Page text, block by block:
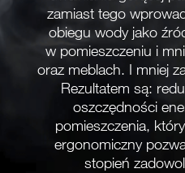
zamiast tego
obiegu wody jako
w pomieszczeniu i
oraz meblach. I mniej
Rezultatem są:
oszczędności
pomieszczenia,
ergonomiczny
stopień